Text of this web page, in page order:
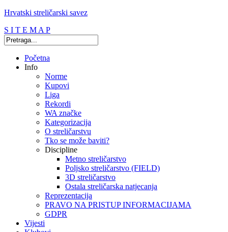
Hrvatski streličarski savez
S I T E M A P
Početna
Info
Norme
Kupovi
Liga
Rekordi
WA značke
Kategorizacija
O streličarstvu
Tko se može baviti?
Discipline
Metno streličarstvo
Poljsko streličarstvo (FIELD)
3D streličarstvo
Ostala streličarska natjecanja
Reprezentacija
PRAVO NA PRISTUP INFORMACIJAMA
GDPR
Vijesti